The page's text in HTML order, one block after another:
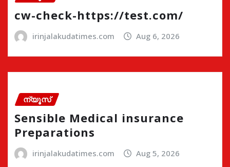
cw-check-https://test.com/
irinjalakudatimes.com Aug 6, 2026
ന്യൂസ്
Sensible Medical insurance
Preparations
irinjalakudatimes.com Aug 5, 2026